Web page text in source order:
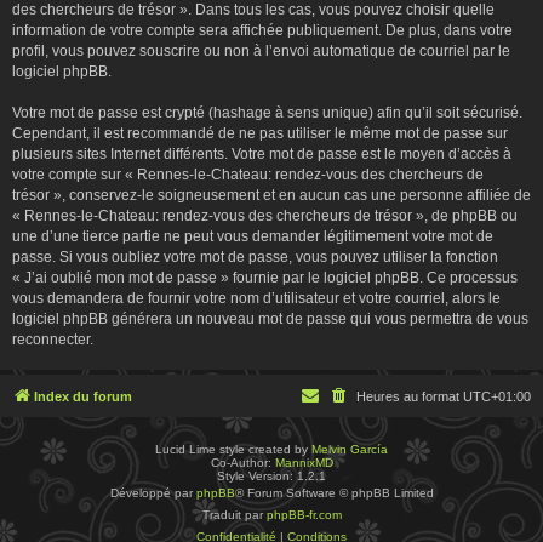
des chercheurs de trésor ». Dans tous les cas, vous pouvez choisir quelle
information de votre compte sera affichée publiquement. De plus, dans votre
profil, vous pouvez souscrire ou non à l’envoi automatique de courriel par le
logiciel phpBB.
Votre mot de passe est crypté (hashage à sens unique) afin qu’il soit sécurisé.
Cependant, il est recommandé de ne pas utiliser le même mot de passe sur
plusieurs sites Internet différents. Votre mot de passe est le moyen d’accès à
votre compte sur « Rennes-le-Chateau: rendez-vous des chercheurs de
trésor », conservez-le soigneusement et en aucun cas une personne affiliée de
« Rennes-le-Chateau: rendez-vous des chercheurs de trésor », de phpBB ou
une d’une tierce partie ne peut vous demander légitimement votre mot de
passe. Si vous oubliez votre mot de passe, vous pouvez utiliser la fonction
« J’ai oublié mon mot de passe » fournie par le logiciel phpBB. Ce processus
vous demandera de fournir votre nom d’utilisateur et votre courriel, alors le
logiciel phpBB générera un nouveau mot de passe qui vous permettra de vous
reconnecter.
Index du forum Heures au format UTC+01:00
Lucid Lime style created by Melvin García
Co-Author: MannixMD
Style Version: 1.2.1
Développé par phpBB® Forum Software © phpBB Limited
Traduit parphpBB-fr.com
Confidentialité | Conditions